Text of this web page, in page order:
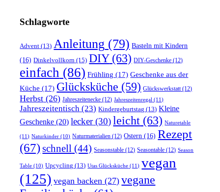
Schlagworte
Advent (13) Anleitung (79) Basteln mit Kindern
(16) Dinkelvollkorn (15) DIY(63) DIY-Geschenke (12)
einfach (86) Frühling (17) Geschenke aus der
Küche (17) Glücksküche (59) Glückswerkstatt(12)
Herbst (26) Jahreszeitenecke (12) Jahreszeitenregal (11)
Jahreszeitentisch (23) Kindergeburtstag (13) Kleine
Geschenke (20) lecker(30) leicht (63) Naturetable
(11) Naturkinder (10) Naturmaterialien (12) Ostern (16) Rezept
(67)schnell (44) Seasonstable (12) Seasontable (12) Season
Table (10) Upcycling (13) Utas Glücksküche (11) vegan
(125) vegan backen (27) vegane